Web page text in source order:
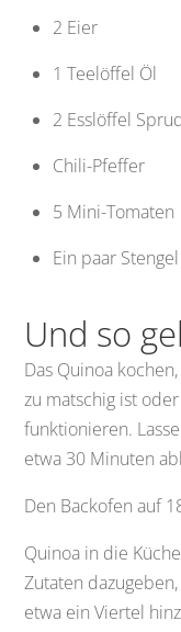
2 Eier
1 Teelöffel Öl
2 Esslöffel
Chili-Pfeffer
5 Mini-Tomaten
Ein paar
Und so
Das Quinoa
zu matschig ist
funktionieren.
etwa 30 Minuten
Den Backofen auf
Quinoa in die
Zutaten
etwa ein Viertel